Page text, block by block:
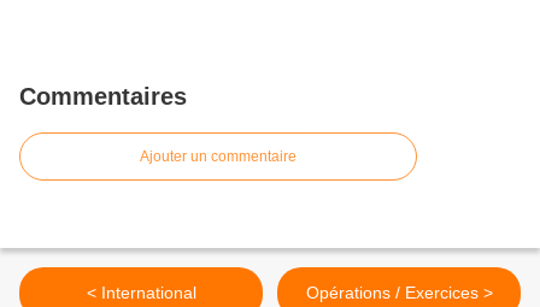
Commentaires
Ajouter un commentaire
< International Opérations / Exercices >